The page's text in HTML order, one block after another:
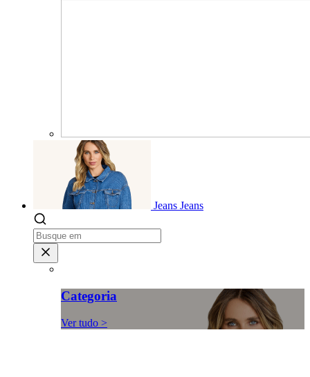
Jeans Jeans
Categoria
Ver tudo >